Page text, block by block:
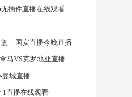
无插件直播在线观看
国安直播今晚直播
马VS克罗地亚直播
曼城直播
1直播在线观看